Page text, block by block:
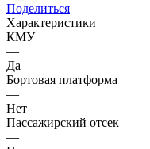
Поделиться
Характеристики
КМУ
—
Да
Бортовая платформа
—
Нет
Пассажирский отсек
—